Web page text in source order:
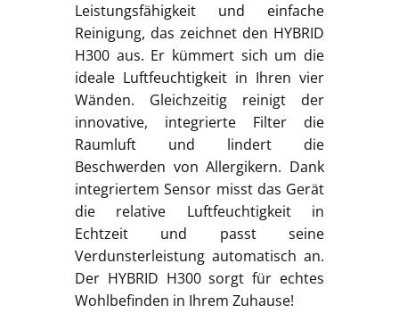
Leistungsfähigkeit und einfache
Reinigung, das zeichnet den HYBRID
H300 aus. Er kümmert sich um die
ideale Luftfeuchtigkeit in Ihren vier
Wänden. Gleichzeitig reinigt der
innovative, integrierte Filter die
Raumluft und lindert die
Beschwerden von Allergikern. Dank
integriertem Sensor misst das Gerät
die relative Luftfeuchtigkeit in
Echtzeit und passt seine
Verdunsterleistung automatisch an.
Der HYBRID H300 sorgt für echtes
Wohlbefinden in Ihrem Zuhause!